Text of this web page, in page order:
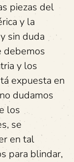
piezas del
y la
sin duda
debemos
y los
expuesta en
dudamos
los
se
en tal
para blindar,